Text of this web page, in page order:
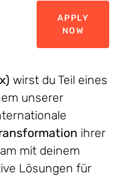
APPLY
NOW
wirst du Teil eines
unserer
ihrer
mit deinem
Lösungen für